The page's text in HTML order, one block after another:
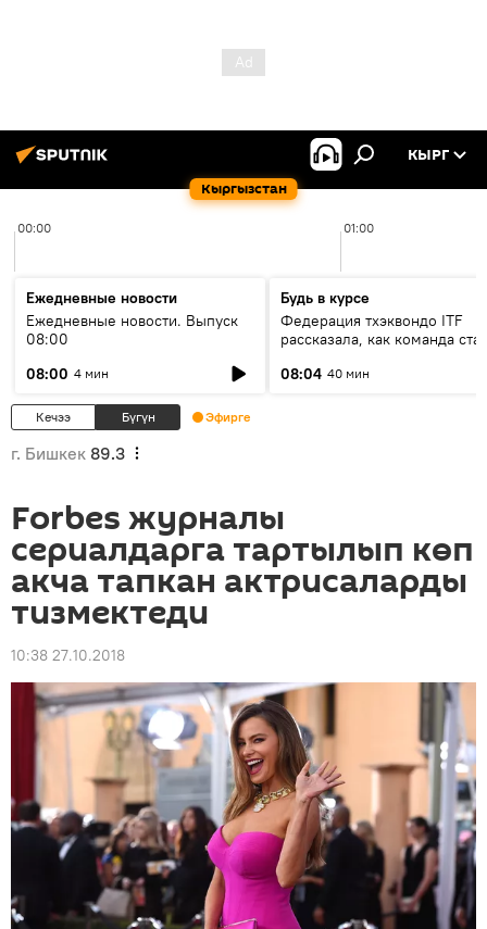
Кыргызстан
КЫРГ
00:00 01:00
Ежедневные новости
Ежедневные новости. Выпуск
08:00
08:00 4 мин
Будь в курсе
Федерация тхэквондо ITF
рассказала, как команда
08:04 40 мин
Кечээ Бүгүн Эфирге
г. Бишкек 89.3
Forbes журналы
сериалдарга тартылып көп
акча тапкан актрисаларды
тизмектеди
10:38 27.10.2018